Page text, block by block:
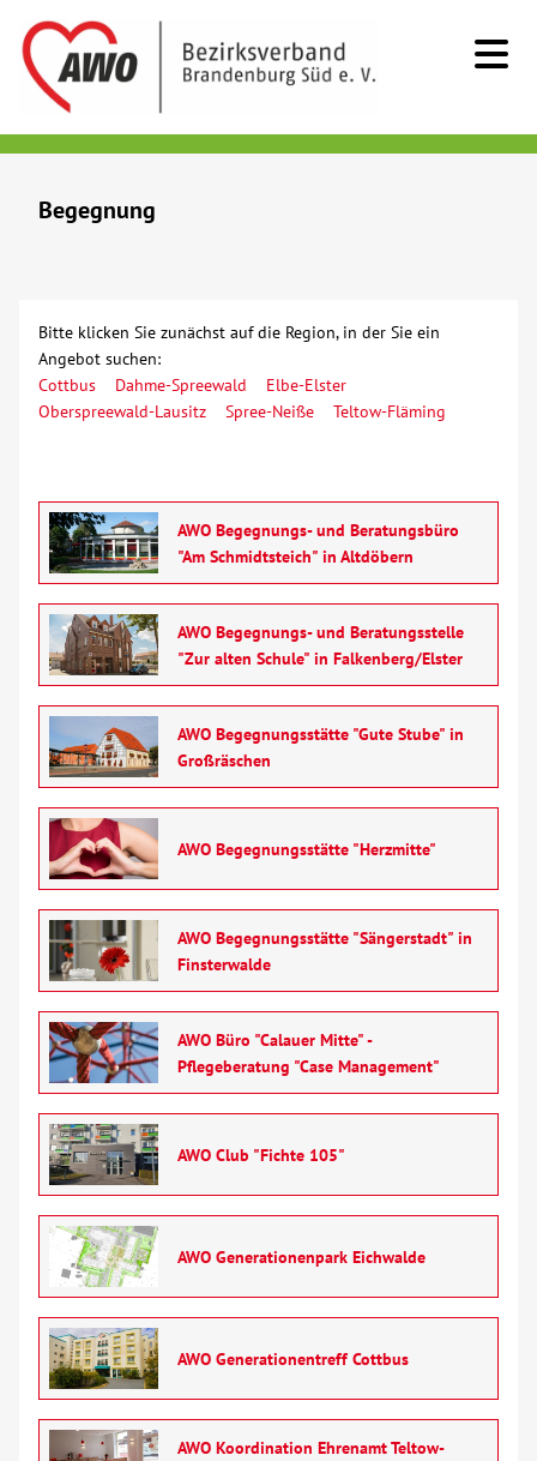
Beratung & Hilfe
Begegnungsstätten
Senioren
Bildung
Über uns
Veranstaltungen
Spenden
Mitmachen
Karriere
Ausbildung
Glossar
Suche
Kontakt
AWO BB Süd
Begegnung
Bitte klicken Sie zunächst auf die Region, in der Sie ein
Angebot suchen:
Cottbus
Dahme-Spreewald
Elbe-Elster
Oberspreewald-Lausitz
Spree-Neiße Teltow-Fläming
AWO Begegnungs- und Beratungsbüro
"Am Schmidtsteich" in Altdöbern
AWO Begegnungs- und Beratungsstelle
"Zur alten Schule" in Falkenberg/Elster
AWO Begegnungsstätte "Gute Stube" in
Großräschen
AWO Begegnungsstätte "Herzmitte"
AWO Begegnungsstätte "Sängerstadt" in
Finsterwalde
AWO Büro "Calauer Mitte" -
Pflegeberatung "Case Management"
AWO Club "Fichte 105"
AWO Generationenpark Eichwalde
AWO Generationentreff Cottbus
AWO Koordination Ehrenamt Teltow-